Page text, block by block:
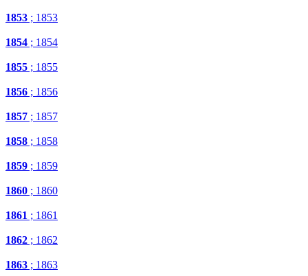
1853 ; 1853
1854 ; 1854
1855 ; 1855
1856 ; 1856
1857 ; 1857
1858 ; 1858
1859 ; 1859
1860 ; 1860
1861 ; 1861
1862 ; 1862
1863 ; 1863